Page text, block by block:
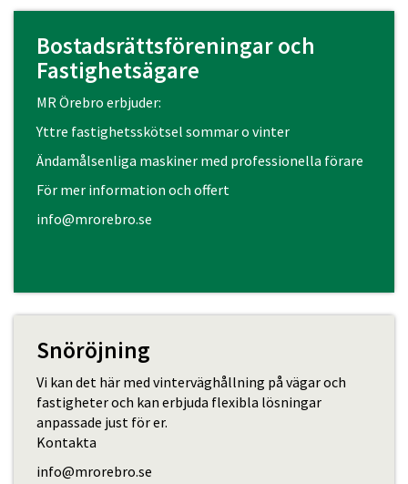
Bostadsrättsföreningar och
Fastighetsägare
MR Örebro erbjuder:
Yttre fastighetsskötsel sommar o vinter
Ändamålsenliga maskiner med professionella förare
För mer information och offert
info@mrorebro.se
Snöröjning
Vi kan det här med vinterväghållning på vägar och
fastigheter och kan erbjuda flexibla lösningar
anpassade just för er.
Kontakta
info@mrorebro.se